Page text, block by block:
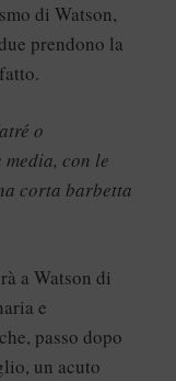
di Watson,
prendono la
o
con le
corta barbetta
a Watson di
e
passo dopo
un acuto